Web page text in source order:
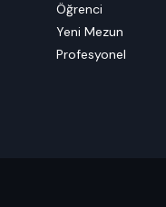
Öğrenci
Yeni Mezun
Profesyonel